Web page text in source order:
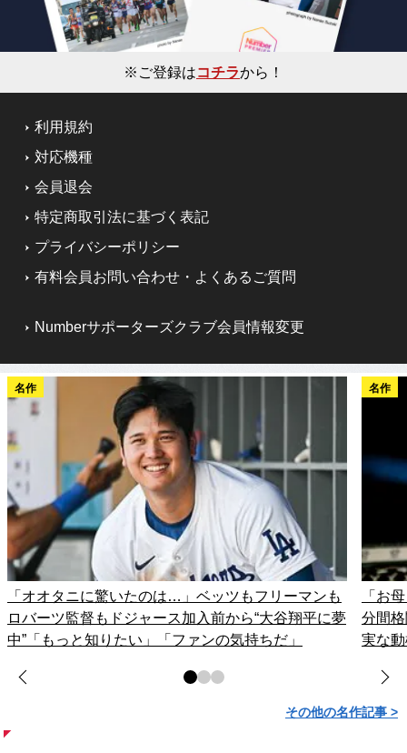
※ご登録はコチラから！
利用規約
対応機種
会員退会
特定商取引法に基づく表記
プライバシーポリシー
有料会員お問い合わせ・よくあるご質問
Numberサポーターズクラブ会員情報変更
名作
「オオタニに驚いたのは…」ベッツもフリーマンも
ロバーツ監督もドジャース加入前から“大谷翔平に夢
中”「もっと知りたい」「ファンの気持ちだ」
名作
「お
分間
実な
その他の名作記事 >